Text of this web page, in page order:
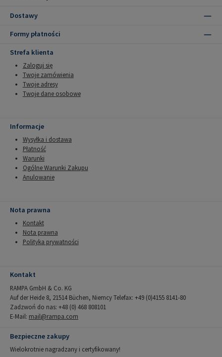
Dostawy
Formy płatności
Strefa klienta
Zaloguj się
Twoje zamówienia
Twoje adresy
Twoje dane osobowe
Informacje
Wysyłka i dostawa
Płatność
Warunki
Ogólne Warunki Zakupu
Anulowanie
Nota prawna
Kontakt
Nota prawna
Polityka prywatności
Kontakt
RAMPA GmbH & Co. KG
Auf der Heide 8, 21514 Büchen, Niemcy Telefax: +49 (0)4155 8141-80
Zadzwoń do nas: +48 (0) 468 808101
E-Mail: mail@rampa.com
Bezpieczne zakupy
Wielokrotnie nagradzany i certyfikowany!